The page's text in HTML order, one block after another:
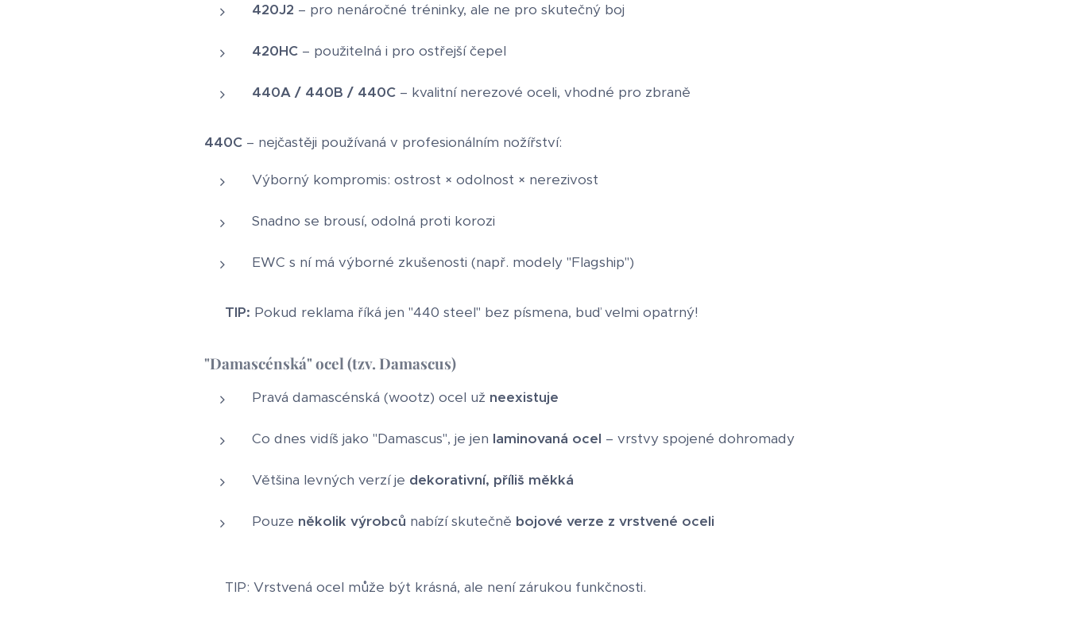
420J2 – pro nenáročné tréninky, ale ne pro skutečný boj
420HC – použitelná i pro ostřejší čepel
440A / 440B / 440C – kvalitní nerezové oceli, vhodné pro zbraně
440C – nejčastěji používaná v profesionálním nožířství:
Výborný kompromis: ostrost × odolnost × nerezivost
Snadno se brousí, odolná proti korozi
EWC s ní má výborné zkušenosti (např. modely "Flagship")
TIP: Pokud reklama říká jen "440 steel" bez písmena, buď velmi opatrný!
"Damascénská" ocel (tzv. Damascus)
Pravá damascénská (wootz) ocel už neexistuje
Co dnes vidíš jako "Damascus", je jen laminovaná ocel – vrstvy spojené dohromady
Většina levných verzí je dekorativní, příliš měkká
Pouze několik výrobců nabízí skutečně bojové verze z vrstvené oceli
💡 TIP: Vrstvená ocel může být krásná, ale není zárukou funkčnosti.